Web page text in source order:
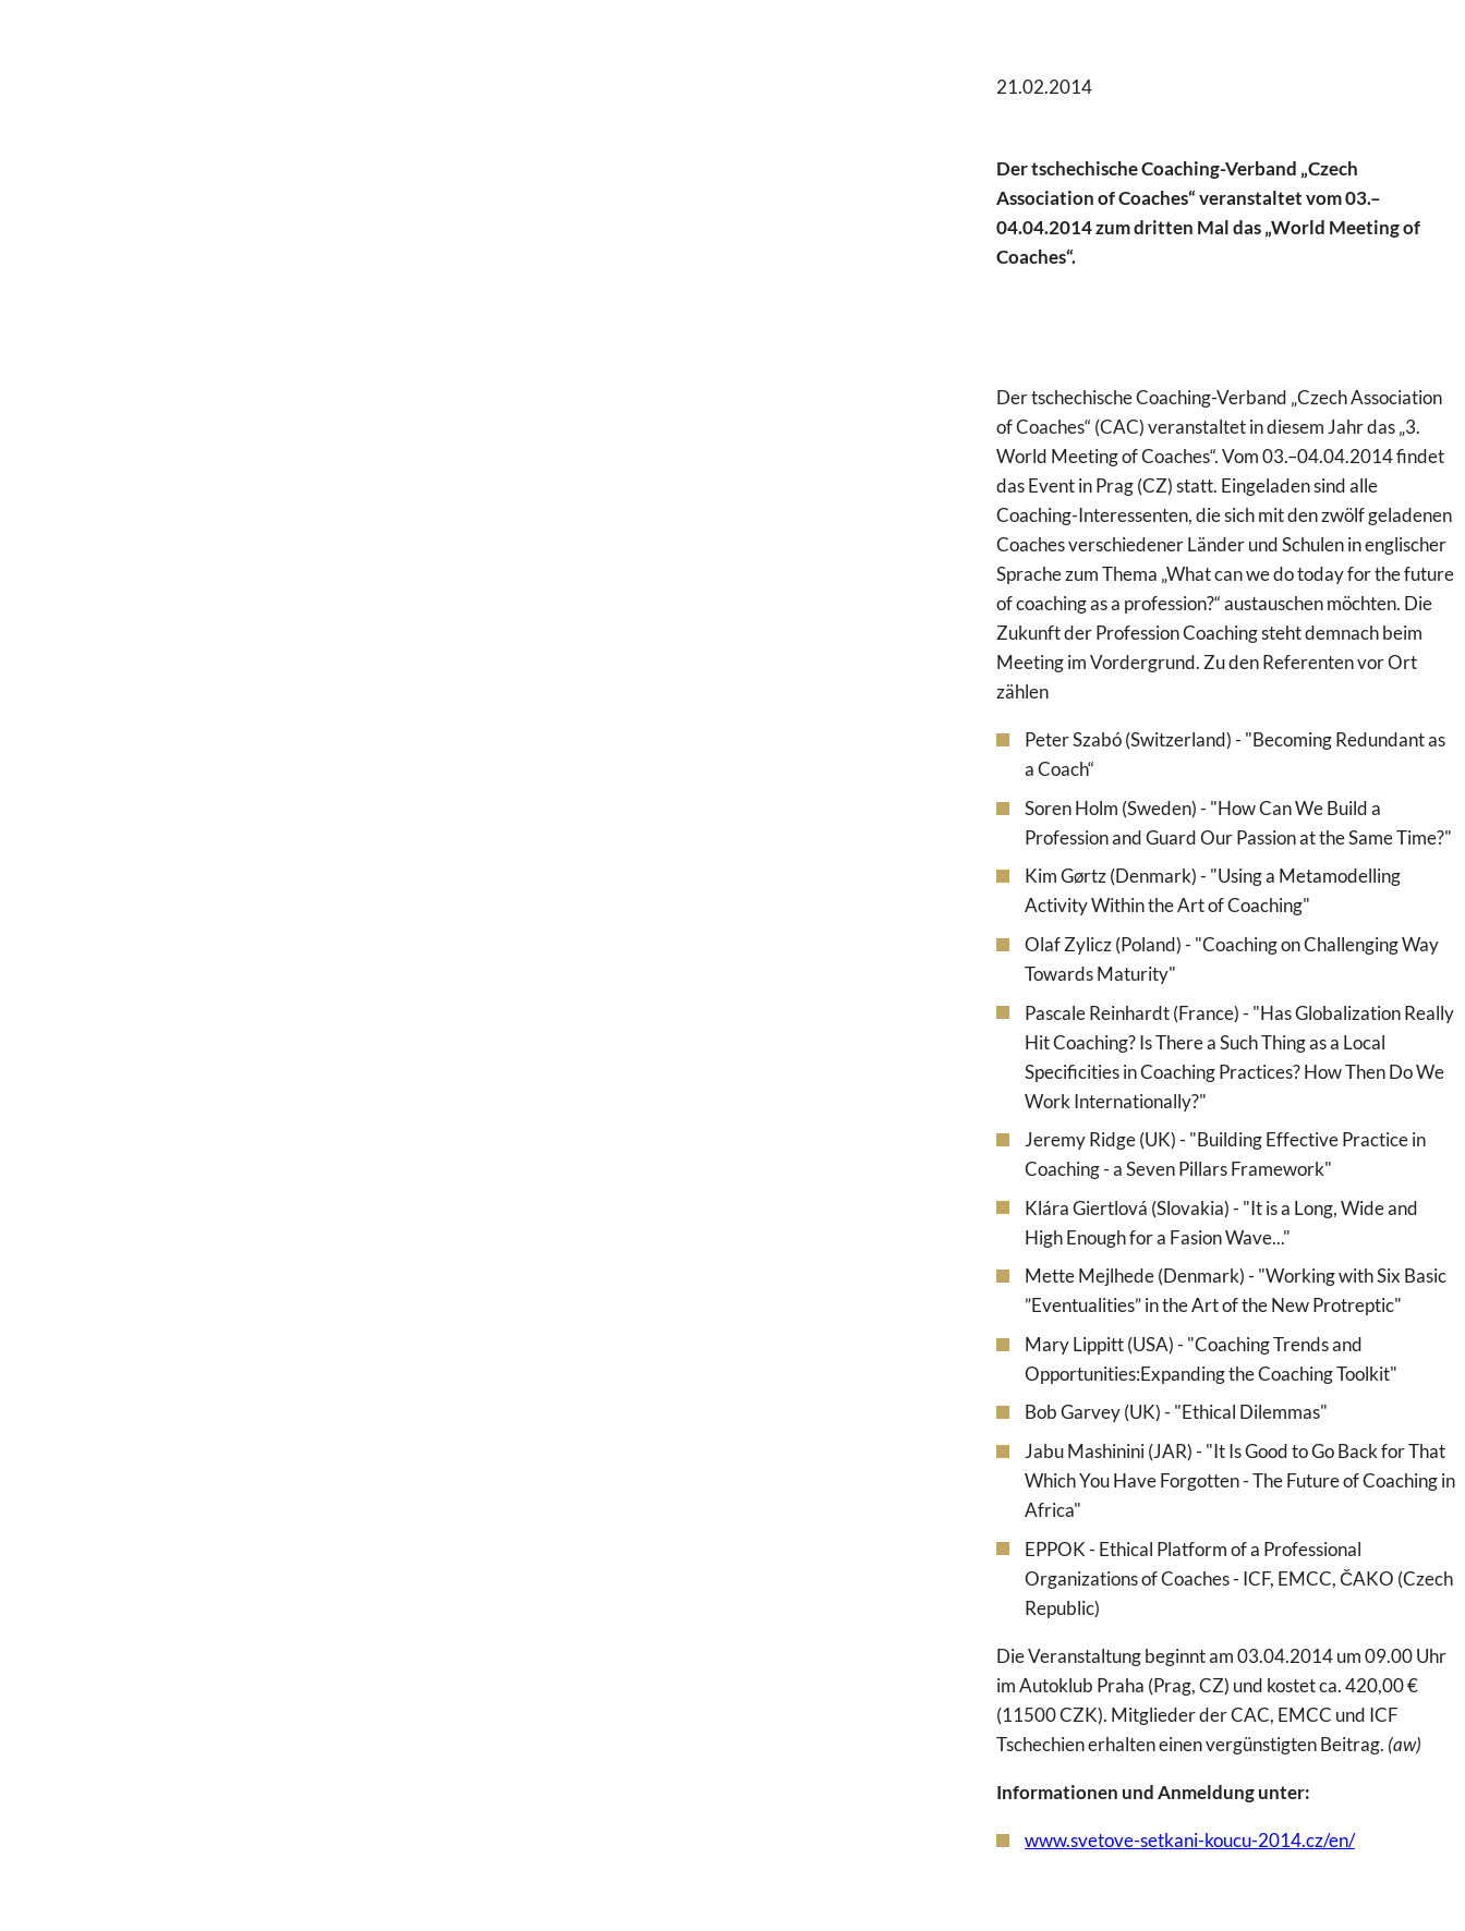
21.02.2014
Der tschechische Coaching-Verband „Czech
Association of Coaches“ veranstaltet vom 03.–
04.04.2014 zum dritten Mal das „World Meeting of
Coaches“.
Der tschechische Coaching-Verband „Czech Association
of Coaches“ (CAC) veranstaltet in diesem Jahr das „3.
World Meeting of Coaches“. Vom 03.–04.04.2014 findet
das Event in Prag (CZ) statt. Eingeladen sind alle
Coaching-Interessenten, die sich mit den zwölf geladenen
Coaches verschiedener Länder und Schulen in englischer
Sprache zum Thema „What can we do today for the future
of coaching as a profession?“ austauschen möchten. Die
Zukunft der Profession Coaching steht demnach beim
Meeting im Vordergrund. Zu den Referenten vor Ort
zählen
Peter Szabó (Switzerland) - "Becoming Redundant as
a Coach“
Soren Holm (Sweden) - "How Can We Build a
Profession and Guard Our Passion at the Same Time?"
Kim Gørtz (Denmark) - "Using a Metamodelling
Activity Within the Art of Coaching"
Olaf Zylicz (Poland) - "Coaching on Challenging Way
Towards Maturity"
Pascale Reinhardt (France) - "Has Globalization Really
Hit Coaching? Is There a Such Thing as a Local
Specificities in Coaching Practices? How Then Do We
Work Internationally?"
Jeremy Ridge (UK) - "Building Effective Practice in
Coaching - a Seven Pillars Framework"
Klára Giertlová (Slovakia) - "It is a Long, Wide and
High Enough for a Fasion Wave..."
Mette Mejlhede (Denmark) - "Working with Six Basic
”Eventualities” in the Art of the New Protreptic"
Mary Lippitt (USA) - "Coaching Trends and
Opportunities:Expanding the Coaching Toolkit"
Bob Garvey (UK) - "Ethical Dilemmas"
Jabu Mashinini (JAR) - "It Is Good to Go Back for That
Which You Have Forgotten - The Future of Coaching in
Africa"
EPPOK - Ethical Platform of a Professional
Organizations of Coaches - ICF, EMCC, ČAKO (Czech
Republic)
Die Veranstaltung beginnt am 03.04.2014 um 09.00 Uhr
im Autoklub Praha (Prag, CZ) und kostet ca. 420,00 €
(11500 CZK). Mitglieder der CAC, EMCC und ICF
Tschechien erhalten einen vergünstigten Beitrag. (aw)
Informationen und Anmeldung unter:
www.svetove-setkani-koucu-2014.cz/en/